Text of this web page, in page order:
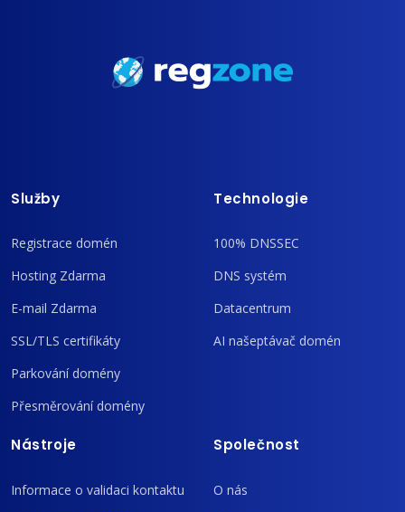
Služby
Registrace domén
Hosting Zdarma
E-mail Zdarma
SSL/TLS certifikáty
Parkování domény
Přesměrování domény
Technologie
100% DNSSEC
DNS systém
Datacentrum
AI našeptávač domén
Nástroje
Informace o validaci kontaktu
Společnost
O nás